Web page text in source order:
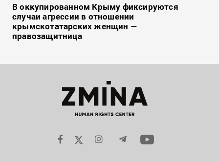
В оккупированном Крыму фиксируются
случаи агрессии в отношении
крымскотатарских женщин —
правозащитница